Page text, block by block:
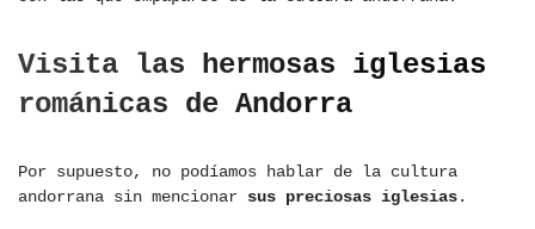
Visita las hermosas iglesias
románicas de Andorra
Por supuesto, no podíamos hablar de la cultura
andorrana sin mencionar sus preciosas iglesias.